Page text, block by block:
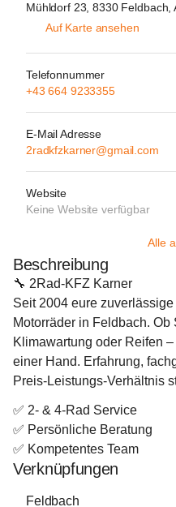
Mühldorf 23, 8330 Feldbach,
Auf Karte ansehen
Telefonnummer
+43 664 9233355
E-Mail Adresse
2radkfzkarner@gmail.com
Website
Keine Website verfügbar
Alle
Beschreibung
🔧 2Rad‑KFZ Karner
Seit 2004 eure
Motorräder in Feldbach. Ob
Klimawartung oder Reifen
einer Hand. Erfahrung,
✅ 2- & 4‑Rad Service
✅ Persönliche Beratung
✅ Kompetentes Team
Verknüpfungen
Feldbach